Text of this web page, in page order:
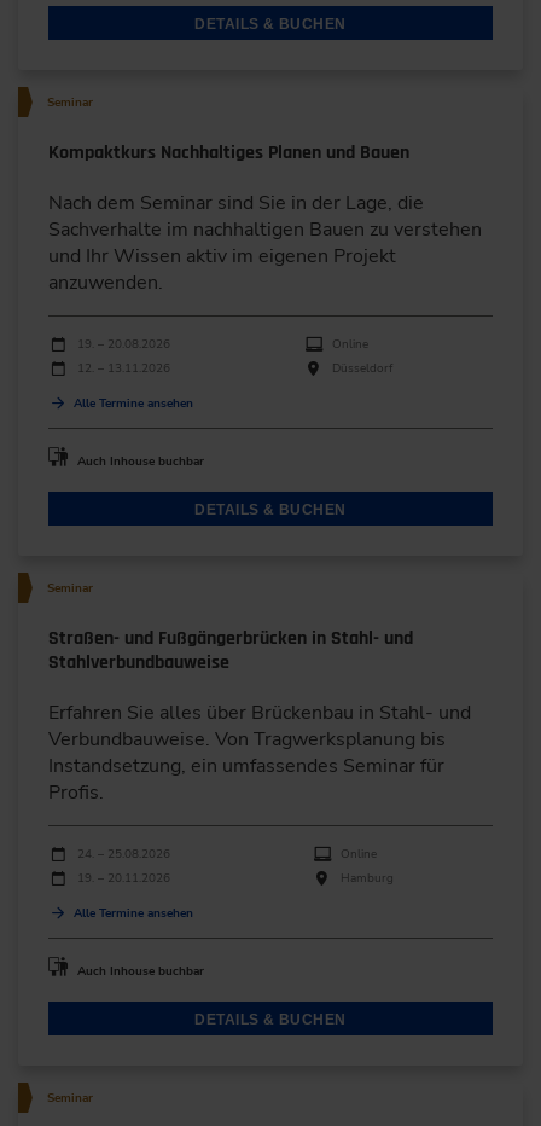
DETAILS & BUCHEN
Seminar
Kompaktkurs Nachhaltiges Planen und Bauen
Nach dem Seminar sind Sie in der Lage, die
Sachverhalte im nachhaltigen Bauen zu verstehen
und Ihr Wissen aktiv im eigenen Projekt
anzuwenden.
Durchführungen
Veranstaltungsdatum
19. – 20.08.2026
Online
12. – 13.11.2026
Düsseldorf
Alle Termine ansehen
Auch Inhouse buchbar
DETAILS & BUCHEN
Seminar
Straßen- und Fußgängerbrücken in Stahl- und
Stahlverbundbauweise
Erfahren Sie alles über Brückenbau in Stahl- und
Verbundbauweise. Von Tragwerksplanung bis
Instandsetzung, ein umfassendes Seminar für
Profis.
Durchführungen
Veranstaltungsdatum
24. – 25.08.2026
Online
19. – 20.11.2026
Hamburg
Alle Termine ansehen
Auch Inhouse buchbar
DETAILS & BUCHEN
Seminar